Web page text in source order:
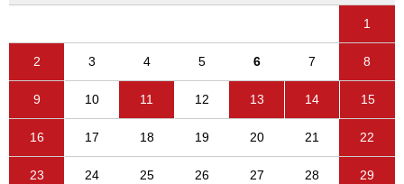
1
2 3 4 5 6 7 8
9 10 11 12 13 14 15
16 17 18 19 20 21 22
23 24 25 26 27 28 29